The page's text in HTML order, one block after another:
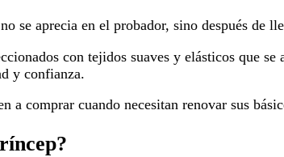
se aprecia en el probador, sino después de
con tejidos suaves y elásticos que
y confianza.
a comprar cuando necesitan renovar sus